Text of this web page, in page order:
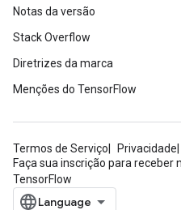
Notas da versão
Stack Overflow
Diretrizes da marca
Menções do TensorFlow
Termos de Serviço Privacidade
Faça sua inscrição para receber
TensorFlow